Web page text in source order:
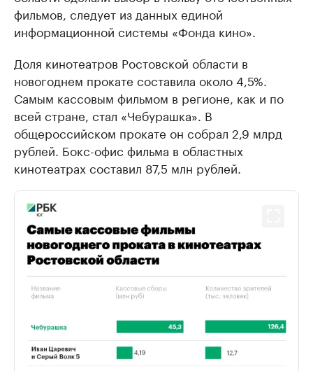
фильмов, следует из данных единой
информационной системы «Фонда кино».
Доля кинотеатров Ростовской области в
новогоднем прокате составила около 4,5%.
Самым кассовым фильмом в регионе, как и по
всей стране, стал «Чебурашка». В
общероссийском прокате он собрал 2,9 млрд
рублей. Бокс-офис фильма в областных
кинотеатрах составил 87,5 млн рублей.